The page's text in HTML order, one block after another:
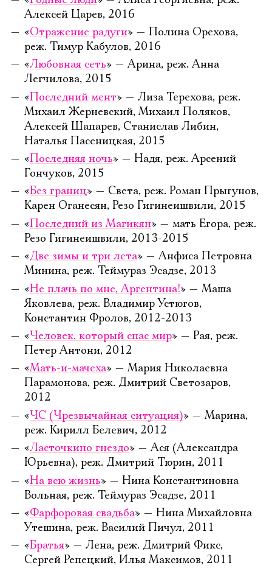
Алексей Царев, 2016
«Отражение радуги» — Полина Орехова,
реж. Тимур Кабулов, 2016
«Любовная сеть» — Арина, реж. Анна
Легчилова, 2015
«Последний мент» — Лиза Терехова, реж.
Михаил Жерневский, Михаил Поляков,
Алексей Шапарев, Станислав Либин,
Наталья Пасеницкая, 2015
«Последняя ночь» — Надя, реж. Арсений
Гончуков, 2015
«Без границ» — Света, реж. Роман Прыгунов,
Карен Оганесян, Резо Гигинеишвили, 2015
«Последний из Магикян» — мать Егора, реж.
Резо Гигинеишвили, 2013-2015
«Две зимы и три лета» — Анфиса Петровна
Минина, реж. Теймураз Эсадзе, 2013
«Не плачь по мне, Аргентина!» — Маша
Яковлева, реж. Владимир Устюгов,
Константин Фролов, 2012-2013
«Человек, который спас мир» — Рая, реж.
Петер Антони, 2012
«Мать-и-мачеха» — Мария Николаевна
Парамонова, реж. Дмитрий Светозаров,
2012
«ЧС (Чрезвычайная ситуация)» — Марина,
реж. Кирилл Белевич, 2012
«Ласточкино гнездо» — Ася (Александра
Юрьевна), реж. Дмитрий Тюрин, 2011
«На всю жизнь» — Нина Константиновна
Вольная, реж. Теймураз Эсадзе, 2011
«Фарфоровая свадьба» — Нина Михайловна
Утешина, реж. Василий Пичул, 2011
«Братья» — Лена, реж. Дмитрий Фикс,
Сергей Репецкий, Илья Максимов, 2011
Электропочта
Имя
Ознакомиться